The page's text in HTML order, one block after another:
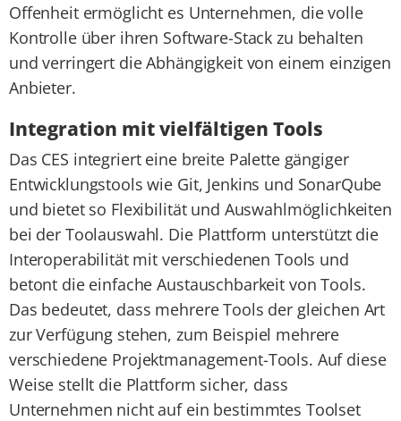
Offenheit ermöglicht es Unternehmen, die volle
Kontrolle über ihren Software-Stack zu behalten
und verringert die Abhängigkeit von einem einzigen
Anbieter.
Integration mit vielfältigen Tools
Das CES integriert eine breite Palette gängiger
Entwicklungstools wie Git, Jenkins und SonarQube
und bietet so Flexibilität und Auswahlmöglichkeiten
bei der Toolauswahl. Die Plattform unterstützt die
Interoperabilität mit verschiedenen Tools und
betont die einfache Austauschbarkeit von Tools.
Das bedeutet, dass mehrere Tools der gleichen Art
zur Verfügung stehen, zum Beispiel mehrere
verschiedene Projektmanagement-Tools. Auf diese
Weise stellt die Plattform sicher, dass
Unternehmen nicht auf ein bestimmtes Toolset